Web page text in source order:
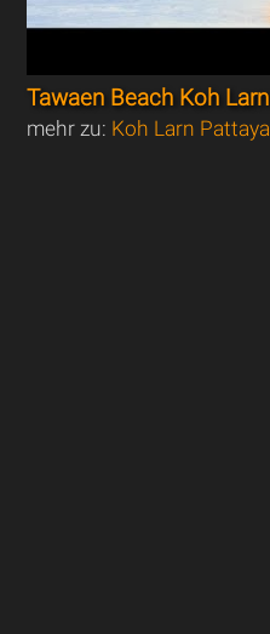
Tawaen Beach Koh Larn
mehr zu: Koh Larn Pattaya